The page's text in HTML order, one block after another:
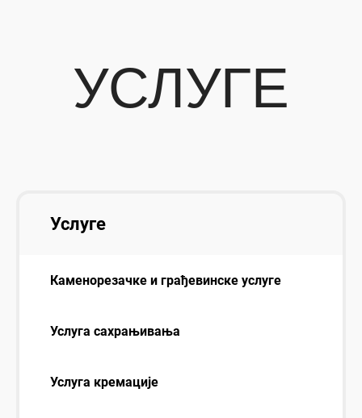
УСЛУГЕ
Услуге
Каменорезачке и грађевинске услуге
Услуга сахрањивања
Услуга кремације